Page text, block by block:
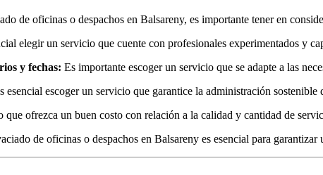
de oficinas o despachos en Balsareny, es importante tener en
elegir un servicio que cuente con profesionales experimentados y
y fechas: Es importante escoger un servicio que se adapte a las
esencial escoger un servicio que garantice la administración
que ofrezca un buen costo con relación a la calidad y cantidad de
de oficinas o despachos en Balsareny es esencial para garantizar